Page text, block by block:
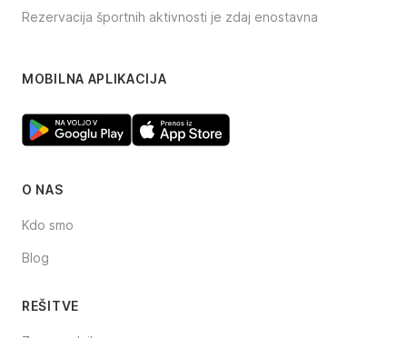
Rezervacija športnih aktivnosti je zdaj enostavna
MOBILNA APLIKACIJA
O NAS
Kdo smo
Blog
REŠITVE